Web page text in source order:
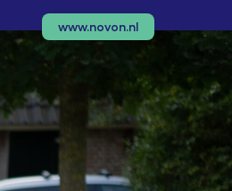
www.novon.nl